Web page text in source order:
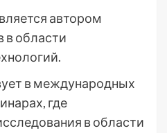
автором
в области
в международных
где
в области